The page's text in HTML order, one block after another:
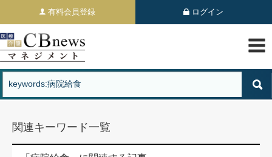
有料会員登録 ログイン
関連キーワード一覧